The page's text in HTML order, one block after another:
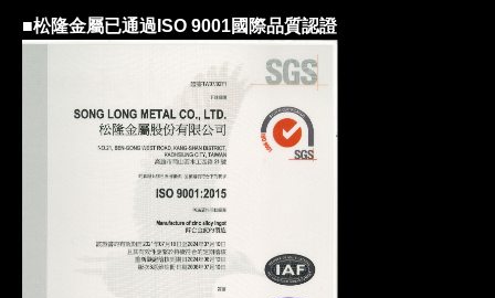
■松隆金屬已通過ISO 9001國際品質認證